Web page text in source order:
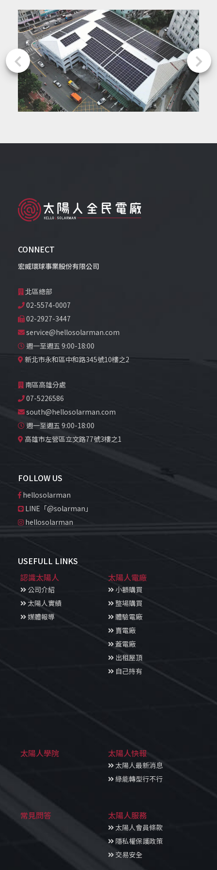
CONNECT
宏威環球事業股份有限公司
北區總部
02-5574-0007
02-2927-3447
service@hellosolarman.com
週一至週五 9:00-18:00
新北市永和區中和路345號10樓之2
南區高雄分處
07-5226586
south@hellosolarman.com
週一至週五 9:00-18:00
高雄市左營區立文路77號3樓之1
FOLLOW US
hellosolarman
LINE「@solarman」
hellosolarman
USEFULL LINKS
認識太陽人
公司介紹
太陽人實績
媒體報導
太陽人電廠
小額購買
整場購買
體驗電廠
賣電廠
蓋電廠
出租屋頂
自己持有
太陽人學院 太陽人快報
太陽人最新消息
綠能轉型行不行
常見問答 太陽人服務
太陽人會員條款
隱私權保護政策
交易安全